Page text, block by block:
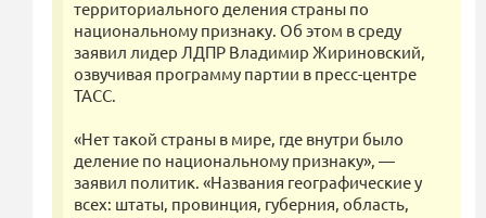
территориального деления страны по
национальному признаку. Об этом в среду
заявил лидер ЛДПР Владимир Жириновский,
озвучивая программу партии в пресс-центре
ТАСС.
«Нет такой страны в мире, где внутри было
деление по национальному признаку», —
заявил политик. «Названия географические у
всех: штаты, провинция, губерния, область,